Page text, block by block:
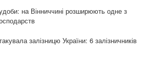
на Вінниччині розширюють одне з
залізницю України: 6 залізничників